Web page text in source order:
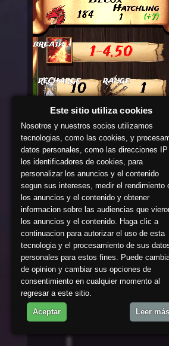
Hasta aquí por hoy.
Comments
Leave a
Este sitio utiliza cookies
Nosotros y nuestros socios utilizamos
tecnologias, como las cookies, y
datos personales, como las direcciones
los identificadores de cookies, para
personalizar los anuncios y el contenido
segun sus intereses, medir el rendimiento
los anuncios y el contenido y obtener
informacion sobre las audiencias que
los anuncios y el contenido. Haga clic a
continuacion para autorizar el uso de esta
tecnologia y el procesamiento de sus
personales para estos fines. Puede
de opinion y cambiar sus opciones de
consentimiento en cualquier momento al
regresar a este sitio.
Aceptar Leer más